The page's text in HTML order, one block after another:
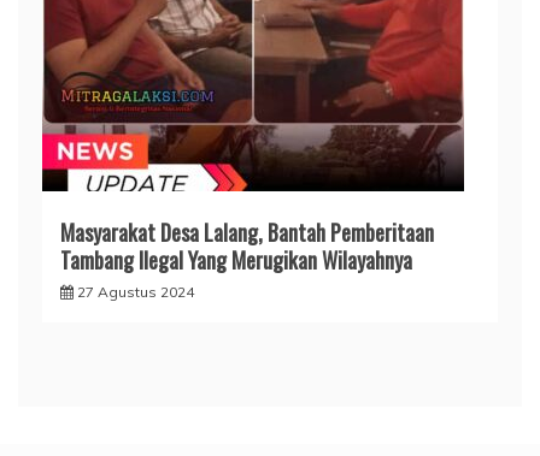
Masyarakat Desa Lalang, Bantah Pemberitaan
Tambang Ilegal Yang Merugikan Wilayahnya
27 Agustus 2024